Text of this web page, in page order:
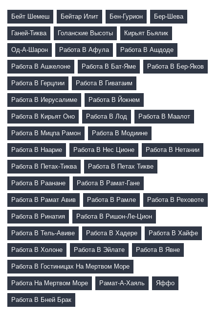
Бейт Шемеш Бейтар Илит Бен-Гурион Бер-Шева
Ганей-Тиква Голанские Высоты Кирьят Бьялик
Од-А-Шарон Работа В Афула Работа В Ашдоде
Работа В Ашкелоне Работа В Бат-Яме Работа В Бер-Яков
Работа В Герцлии Работа В Гиватаим
Работа В Иерусалиме Работа В Йокнем
Работа В Кирьят Оно Работа В Лод Работа В Маалот
Работа В Мицпа Рамон Работа В Модиине
Работа В Наарие Работа В Нес Ционе Работа В Нетании
Работа В Петах-Тиква Работа В Петах Тикве
Работа В Раанане Работа В Рамат-Гане
Работа В Рамат Авив Работа В Рамле Работа В Реховоте
Работа В Ринатия Работа В Ришон-Ле-Цион
Работа В Тель-Авиве Работа В Хадере Работа В Хайфе
Работа В Холоне Работа В Эйлате Работа В Явне
Работа В Гостиницах На Мертвом Море
Работа На Мертвом Море Рамат-А-Хаяль Яффо
Работа В Бней Брак